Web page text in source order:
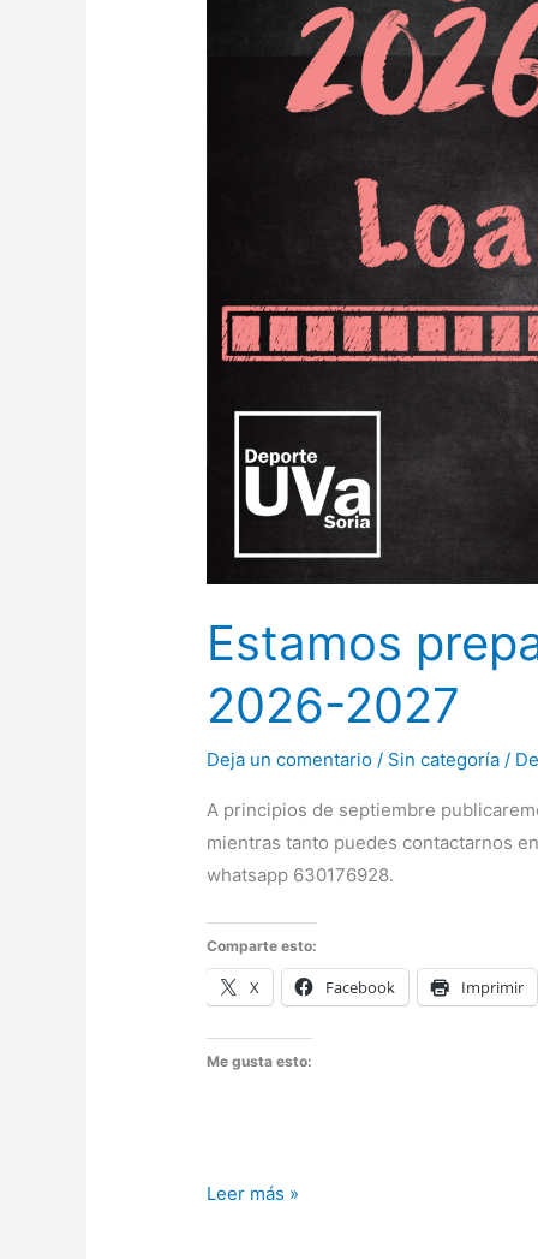
Estamos
2026-2027
Deja un comentario / Sin categoría /
A principios de septiembre
mientras tanto puedes contactarnos
whatsapp 630176928.
Comparte esto:
X Facebook Imprimir
Me gusta esto:
Estamos
Leer más »